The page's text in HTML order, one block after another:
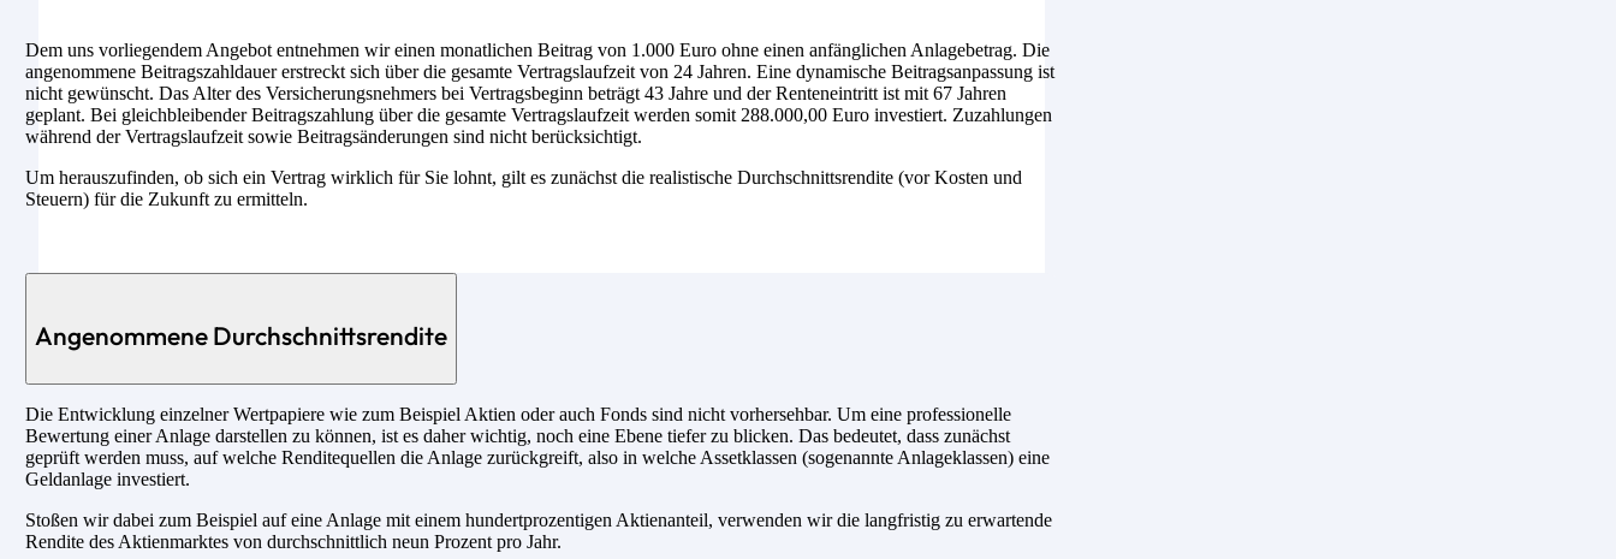
Dem uns vorliegendem Angebot entnehmen wir einen monatlichen Beitrag von 1.000 Euro ohne einen anfänglichen Anlagebetrag. Die
angenommene Beitragszahldauer erstreckt sich über die gesamte Vertragslaufzeit von 24 Jahren. Eine dynamische Beitragsanpassung ist
nicht gewünscht. Das Alter des Versicherungsnehmers bei Vertragsbeginn beträgt 43 Jahre und der Renteneintritt ist mit 67 Jahren
geplant. Bei gleichbleibender Beitragszahlung über die gesamte Vertragslaufzeit werden somit 288.000,00 Euro investiert. Zuzahlungen
während der Vertragslaufzeit sowie Beitragsänderungen sind nicht berücksichtigt.
Um herauszufinden, ob sich ein Vertrag wirklich für Sie lohnt, gilt es zunächst die realistische Durchschnittsrendite (vor Kosten und
Steuern) für die Zukunft zu ermitteln.
Angenommene Durchschnittsrendite
Die Entwicklung einzelner Wertpapiere wie zum Beispiel Aktien oder auch Fonds sind nicht vorhersehbar. Um eine professionelle
Bewertung einer Anlage darstellen zu können, ist es daher wichtig, noch eine Ebene tiefer zu blicken. Das bedeutet, dass zunächst
geprüft werden muss, auf welche Renditequellen die Anlage zurückgreift, also in welche Assetklassen (sogenannte Anlageklassen) eine
Geldanlage investiert.
Stoßen wir dabei zum Beispiel auf eine Anlage mit einem hundertprozentigen Aktienanteil, verwenden wir die langfristig zu erwartende
Rendite des Aktienmarktes von durchschnittlich neun Prozent pro Jahr.